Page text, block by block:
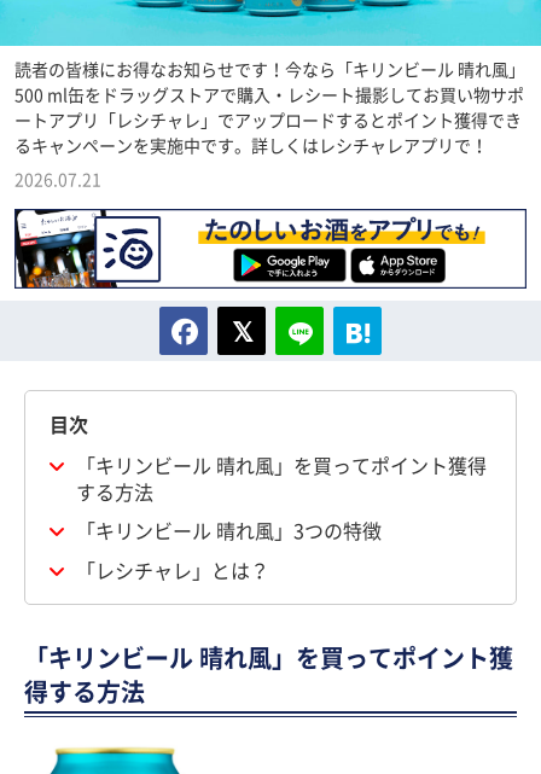
読者の皆様にお得なお知らせです！今なら「キリンビール 晴れ風」
500 ml缶をドラッグストアで購入・レシート撮影してお買い物サポ
ートアプリ「レシチャレ」でアップロードするとポイント獲得でき
るキャンペーンを実施中です。詳しくはレシチャレアプリで！
2026.07.21
目次
「キリンビール 晴れ風」を買ってポイント獲得
する方法
「キリンビール 晴れ風」3つの特徴
「レシチャレ」とは？
「キリンビール 晴れ風」を買ってポイント獲
得する方法